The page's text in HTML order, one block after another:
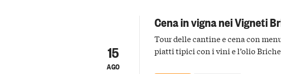
15
AGO
Cena in vigna nei Vigneti
Tour delle cantine e cena con
piatti tipici con i vini e l’olio